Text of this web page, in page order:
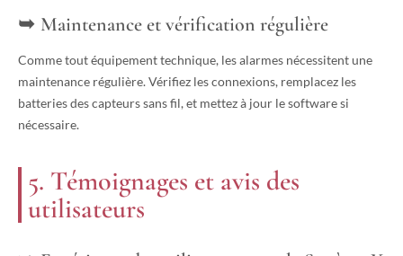
Maintenance et vérification régulière
Comme tout équipement technique, les alarmes nécessitent une
maintenance régulière. Vérifiez les connexions, remplacez les
batteries des capteurs sans fil, et mettez à jour le software si
nécessaire.
5. Témoignages et avis des
utilisateurs